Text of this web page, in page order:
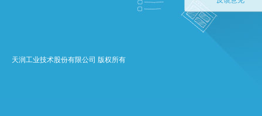
天润工业技术股份有限公司 版权所有